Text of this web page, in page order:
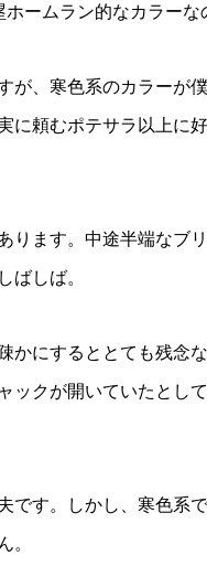
ームラン的なカラーな
が、寒色系のカラーが
に頼むポテサラ以上に
ります。中途半端なブ
ばしば。
かにするととても残念
ックが開いていたとし
です。しかし、寒色系
。